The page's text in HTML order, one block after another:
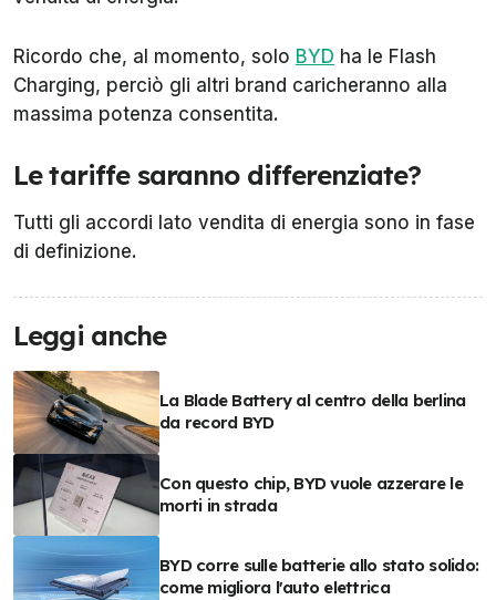
Ricordo che, al momento, solo BYD ha le Flash
Charging, perciò gli altri brand caricheranno alla
massima potenza consentita.
Le tariffe saranno differenziate?
Tutti gli accordi lato vendita di energia sono in fase
di definizione.
Leggi anche
La Blade Battery al centro della berlina
da record BYD
Con questo chip, BYD vuole azzerare le
morti in strada
BYD corre sulle batterie allo stato solido:
come migliora l'auto elettrica